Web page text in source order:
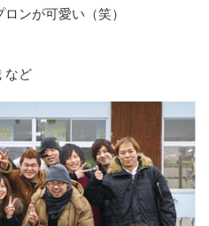
ンが可愛い（笑）
など